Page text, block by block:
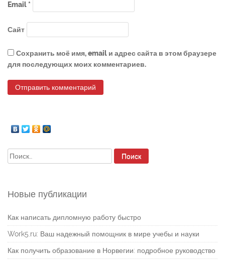
Email*
Сайт
Сохранить моё имя, email и адрес сайта в этом браузере
для последующих моих комментариев.
Найти:
Новые публикации
Как написать дипломную работу быстро
Work5.ru: Ваш надежный помощник в мире учебы и науки
Как получить образование в Норвегии: подробное руководство